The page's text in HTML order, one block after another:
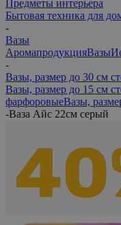
Предметы интерьера
Бытовая техника для
-
Вазы
АромапродукцияВазы
-
Вазы, размер до 30 см
Вазы, размер до 15 см
фарфоровыеВазы,
-Ваза Айс 22см серый